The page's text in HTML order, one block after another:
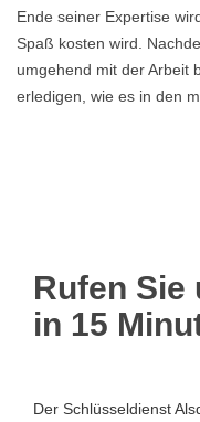
Ende seiner Expertise
Spaß kosten wird.
umgehend mit der Arbeit
erledigen, wie es in den
Rufen Sie
in 15
Der Schlüsseldienst